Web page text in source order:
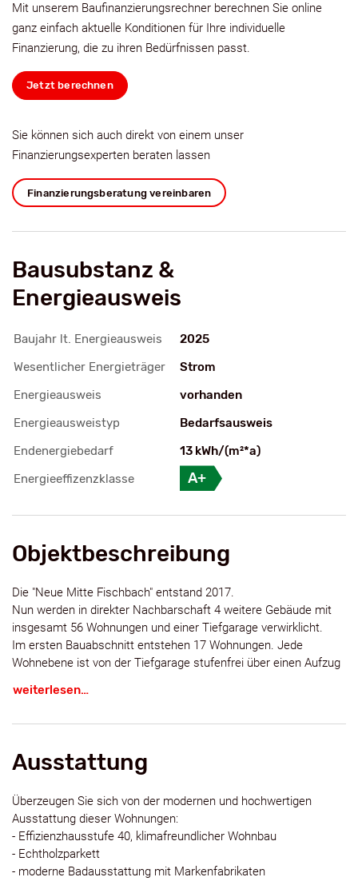
Mit unserem Baufinanzierungsrechner berechnen Sie online
ganz einfach aktuelle Konditionen für Ihre individuelle
Finanzierung, die zu ihren Bedürfnissen passt.
Jetzt berechnen
Sie können sich auch direkt von einem unser
Finanzierungsexperten beraten lassen
Finanzierungsberatung vereinbaren
Bausubstanz &
Energieausweis
Baujahr lt. Energieausweis
2025
Wesentlicher Energieträger
Strom
Energieausweis
vorhanden
Energieausweistyp
Bedarfsausweis
Endenergiebedarf
13 kWh/(m²*a)
Energieeffizenzklasse
A+
Objektbeschreibung
Die "Neue Mitte Fischbach" entstand 2017.
Nun werden in direkter Nachbarschaft 4 weitere Gebäude mit
insgesamt 56 Wohnungen und einer Tiefgarage verwirklicht.
Im ersten Bauabschnitt entstehen 17 Wohnungen. Jede
Wohnebene ist von der Tiefgarage stufenfrei über einen Aufzug
Bei den 2-Zimmer- bis 5-Zimmer-Eigentumswohnungen findet
AfA.
Einige Wohnungen, die sich für Kapitalanleger eignen,
durch Direktzuschüsse der L-Bank gefördert.
Für weitere Informationen stehen wir Ihnen gerne zur
Verfügung.
weiterlesen…
Ausstattung
Überzeugen Sie sich von der modernen und hochwertigen
Ausstattung dieser Wohnungen:
- Effizienzhausstufe 40, klimafreundlicher Wohnbau
- Echtholzparkett
- moderne Badausstattung mit Markenfabrikaten